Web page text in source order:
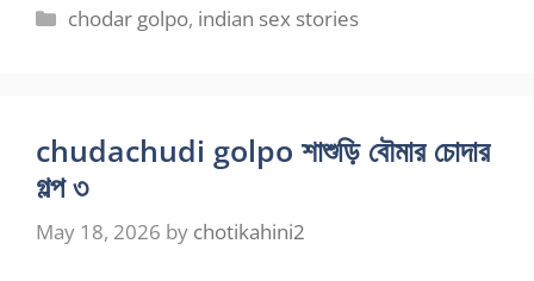
Categories
chodar golpo, indian sex stories
chudachudi golpo শাশুড়ি বৌমার চোদার
গল্প ৩
May 18, 2026 by chotikahini2